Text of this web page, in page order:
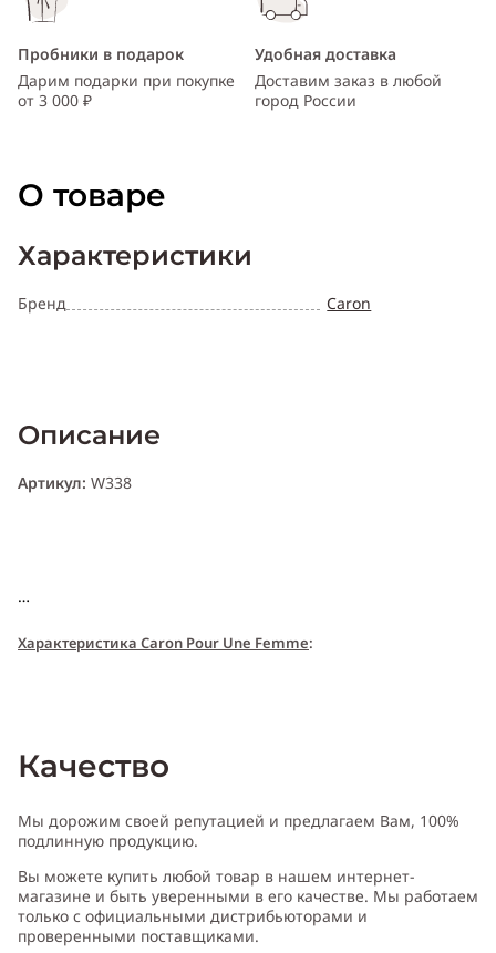
Пробники в подарок
Дарим подарки при покупке
от 3 000 ₽
Удобная доставка
Доставим заказ в любой
город России
О товаре
Характеристики
Бренд Caron
Описание
Артикул: W338
Xарактеристика Caron Pour Une Femme:
Cодержит ноты:бензоин, роза, сандал, мандарин, мускус,
благовония, дубовый мох, флердоранж
Качество
Мы дорожим своей репутацией и предлагаем Вам, 100%
подлинную продукцию.
Вы можете купить любой товар в нашем интернет-
магазине и быть уверенными в его качестве. Мы работаем
только с официальными дистрибьюторами и
проверенными поставщиками.